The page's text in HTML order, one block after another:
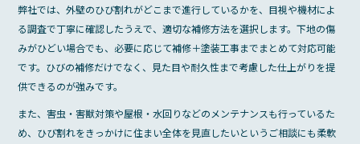
弊社では、外壁のひび割れがどこまで進行しているかを、目視や機材によ
る調査で丁寧に確認したうえで、適切な補修方法を選択します。下地の傷
みがひどい場合でも、必要に応じて補修＋塗装工事までまとめて対応可能
です。ひびの補修だけでなく、見た目や耐久性まで考慮した仕上がりを提
供できるのが強みです。
また、害虫・害獣対策や屋根・水回りなどのメンテナンスも行っているた
め、ひび割れをきっかけに住まい全体を見直したいというご相談にも柔軟